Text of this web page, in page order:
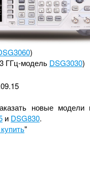
)
ГГц-модель DSG3030)
новые модели
и DSG830.
"